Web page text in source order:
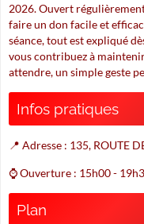
2026. Ouvert
faire un don facile et
séance, tout est expliqué
vous contribuez à
attendre, un simple geste
Infos pratiques
📍 Adresse : 135, ROUTE
⌚ Ouverture : 15h00 -
Plan